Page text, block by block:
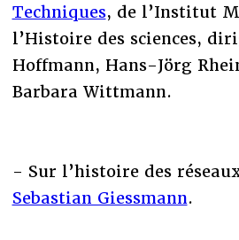
Techniques, de l’Institut
l’Histoire des sciences,
Hoffmann, Hans-Jörg
Barbara Wittmann.
- Sur l’histoire des
Sebastian Giessmann.